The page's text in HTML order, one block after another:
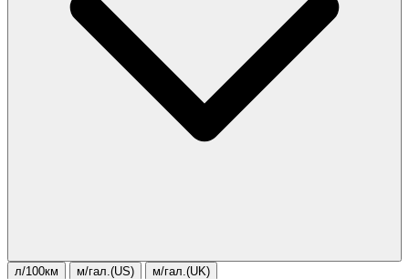
л/100км м/гал.(US) м/гал.(UK)